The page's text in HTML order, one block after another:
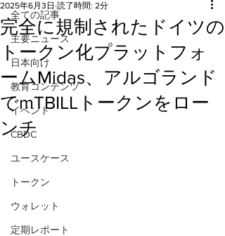
全ての記事
主要ニュース
日本向け
教育コンテンツ
イベント
CBDC
ユースケース
トークン
ウォレット
定期レポート
完全に規制されたドイツの
トークン化プラットフォ
ームMidas、アルゴランド
でmTBILLトークンをロー
ンチ
2025年6月3日 読了時間: 2分